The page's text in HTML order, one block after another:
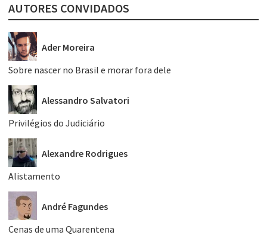
AUTORES CONVIDADOS
Ader Moreira
Sobre nascer no Brasil e morar fora dele
Alessandro Salvatori
Privilégios do Judiciário
Alexandre Rodrigues
Alistamento
André Fagundes
Cenas de uma Quarentena